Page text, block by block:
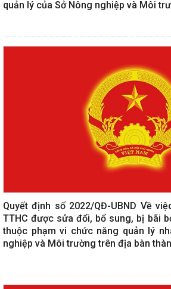
quản lý của Sở Nông nghiệp và Môi
Quyết định số 2022/QĐ-UBND Về
TTHC được sửa đổi, bổ sung, bị bãi
thuộc phạm vi chức năng quản lý
nghiệp và Môi trường trên địa bàn